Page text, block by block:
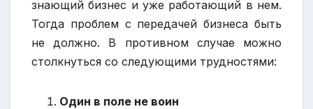
знающий бизнес и уже работающий в нем.
Тогда проблем с передачей бизнеса быть
не должно. В противном случае можно
столкнуться со следующими трудностями:
Один в поле не воин